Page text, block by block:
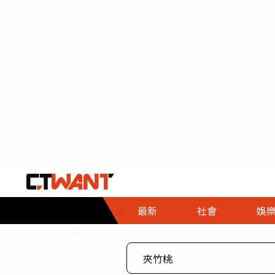
::: 最新 社會
社會首頁
時事
娛樂
娛樂首頁
即時
專題
財經首頁
熱線
３Ｃ
政